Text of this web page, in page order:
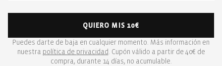
QUIERO MIS 10€
Puedes darte de baja en cualquier momento. Más información en
nuestra política de privacidad . Cupón válido a partir de 40€ de
compra, durante 14 días, no acumulable.